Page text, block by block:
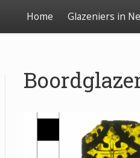
Home Glazeniers in